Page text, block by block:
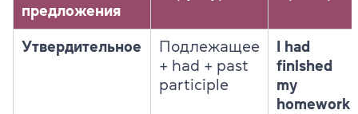
предложения
Утвердительное
Подлежащее
+ had + past
participle
I had
finished
my
homework